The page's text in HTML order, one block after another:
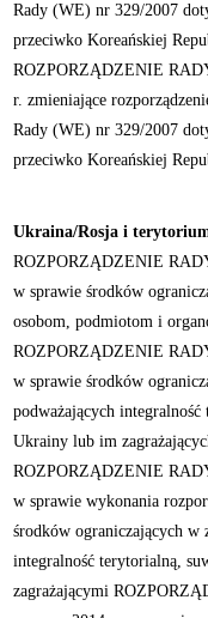
Rady (WE) nr 329/2007
przeciwko Koreańskiej
ROZPORZĄDZENIE
r. zmieniające
Rady (WE) nr 329/2007
przeciwko Koreańskiej
Ukraina/Rosja i
ROZPORZĄDZENIE
w sprawie środków
osobom, podmiotom i
ROZPORZĄDZENIE
w sprawie środków
podważających
Ukrainy lub im
ROZPORZĄDZENIE
w sprawie wykonania
środków ograniczających w
integralność terytorialną,
zagrażającymi